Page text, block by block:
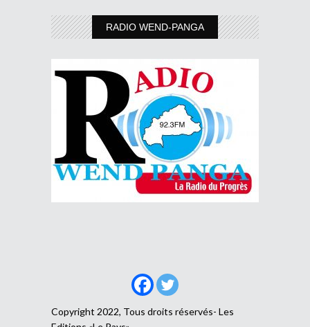
RADIO WEND-PANGA
Copyright 2022, Tous droits réservés- Les